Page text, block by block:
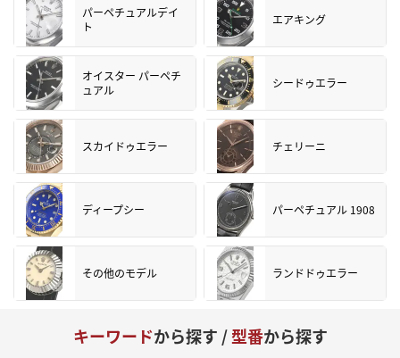
パーペチュアルデイ
ト
エアキング
オイスター パーペチ
ュアル
シードゥエラー
スカイドゥエラー チェリーニ
ディープシー パーペチュアル 1908
その他のモデル ランドドゥエラー
キーワードから探す /型番から探す